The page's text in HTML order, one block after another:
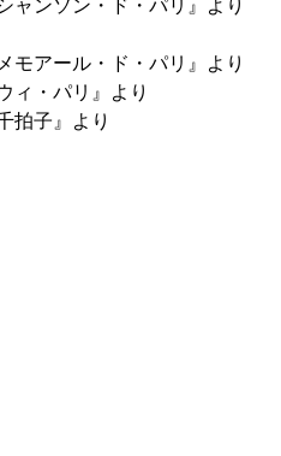
ャンソン・ド・パリ』より
モアール・ド・パリ』より
ィ・パリ』より
拍子』より